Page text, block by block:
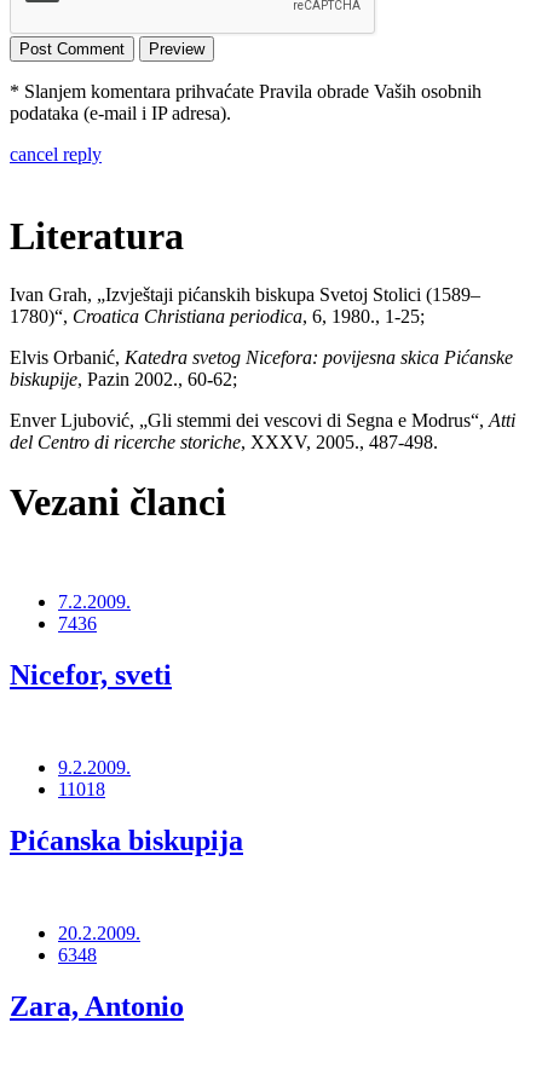
* Slanjem komentara prihvaćate Pravila obrade Vaših osobnih
podataka (e-mail i IP adresa).
cancel reply
Literatura
Ivan Grah, „Izvještaji pićanskih biskupa Svetoj Stolici (1589–
1780)“, Croatica Christiana periodica, 6, 1980., 1-25;
Elvis Orbanić, Katedra svetog Nicefora: povijesna skica Pićanske
biskupije, Pazin 2002., 60-62;
Enver Ljubović, „Gli stemmi dei vescovi di Segna e Modrus“, Atti
del Centro di ricerche storiche, XXXV, 2005., 487-498.
Vezani članci
7.2.2009.
7436
Nicefor, sveti
9.2.2009.
11018
Pićanska biskupija
20.2.2009.
6348
Zara, Antonio